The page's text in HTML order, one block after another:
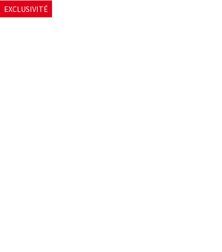
EXCLUSIVITÉ